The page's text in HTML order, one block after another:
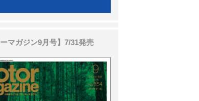
ーマガジン9月号】7/31発売